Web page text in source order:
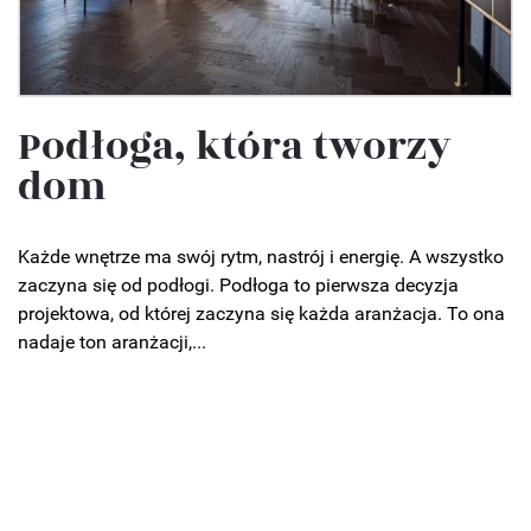
Podłoga, która tworzy
dom
Każde wnętrze ma swój rytm, nastrój i energię. A wszystko
zaczyna się od podłogi. Podłoga to pierwsza decyzja
projektowa, od której zaczyna się każda aranżacja. To ona
nadaje ton aranżacji,...